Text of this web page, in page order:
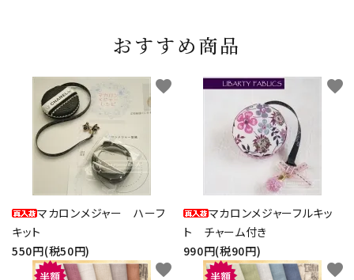
おすすめ商品
マカロンメジャー ハーフ
キット
550円(税50円)
favorite
マカロンメジャーフルキッ
ト チャーム付き
990円(税90円)
favorite
favorite favorite